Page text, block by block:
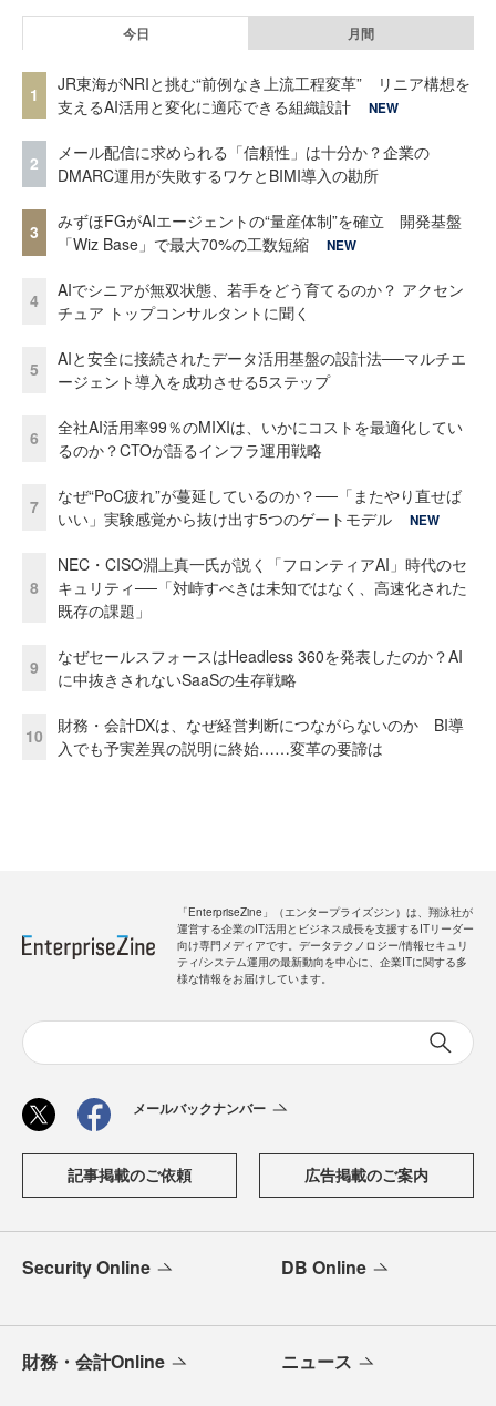
今日 月間
1
JR東海がNRIと挑む“前例なき上流工程変革” リニア構想を
支えるAI活用と変化に適応できる組織設計
NEW
2
メール配信に求められる「信頼性」は十分か？企業の
DMARC運用が失敗するワケとBIMI導入の勘所
3
みずほFGがAIエージェントの“量産体制”を確立 開発基盤
「Wiz Base」で最大70%の工数短縮
NEW
4
AIでシニアが無双状態、若手をどう育てるのか？ アクセン
チュア トップコンサルタントに聞く
5
AIと安全に接続されたデータ活用基盤の設計法──マルチエ
ージェント導入を成功させる5ステップ
6
全社AI活用率99％のMIXIは、いかにコストを最適化してい
るのか？CTOが語るインフラ運用戦略
7
なぜ“PoC疲れ”が蔓延しているのか？──「またやり直せば
いい」実験感覚から抜け出す5つのゲートモデル
NEW
8
NEC・CISO淵上真一氏が説く「フロンティアAI」時代のセ
キュリティ──「対峙すべきは未知ではなく、高速化された
既存の課題」
9
なぜセールスフォースはHeadless 360を発表したのか？AI
に中抜きされないSaaSの生存戦略
10
財務・会計DXは、なぜ経営判断につながらないのか BI導
入でも予実差異の説明に終始……変革の要諦は
「EnterpriseZine」（エンタープライズジン）は、翔泳社が
運営する企業のIT活用とビジネス成長を支援するITリーダー
向け専門メディアです。データテクノロジー/情報セキュリ
ティ/システム運用の最新動向を中心に、企業ITに関する多
様な情報をお届けしています。
メールバックナンバー
記事掲載のご依頼 広告掲載のご案内
Security Online DB Online
財務・会計Online ニュース